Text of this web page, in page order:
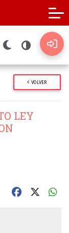
VOLVER
LEY